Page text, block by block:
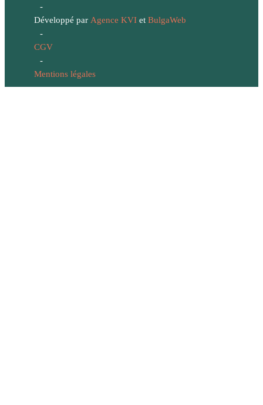
-
Développé par Agence KVIet BulgaWeb
-
CGV
-
Mentions légales